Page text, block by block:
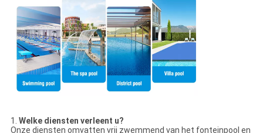
1. Welke diensten verleent u?
Onze diensten omvatten vrij zwemmend van het fonteinpool en